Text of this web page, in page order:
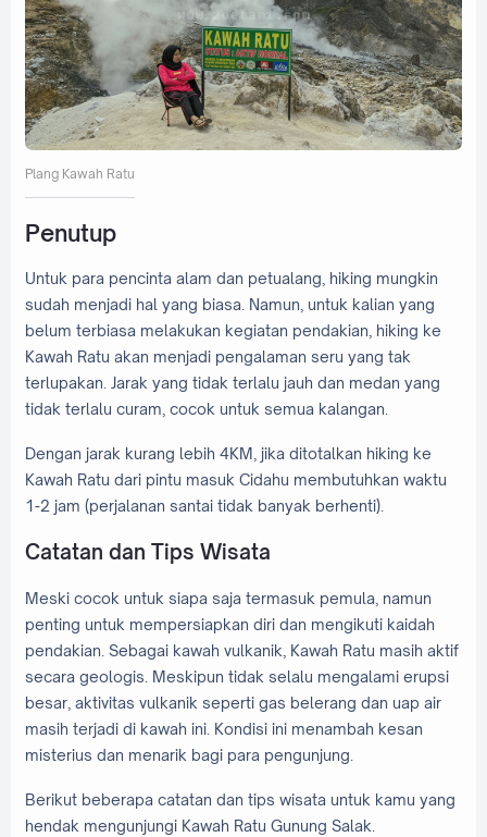
Plang Kawah Ratu
Penutup
Untuk para pencinta alam dan petualang, hiking mungkin
sudah menjadi hal yang biasa. Namun, untuk kalian yang
belum terbiasa melakukan kegiatan pendakian, hiking ke
Kawah Ratu akan menjadi pengalaman seru yang tak
terlupakan. Jarak yang tidak terlalu jauh dan medan yang
tidak terlalu curam, cocok untuk semua kalangan.
Dengan jarak kurang lebih 4KM, jika ditotalkan hiking ke
Kawah Ratu dari pintu masuk Cidahu membutuhkan waktu
1-2 jam (perjalanan santai tidak banyak berhenti).
Catatan dan Tips Wisata
Meski cocok untuk siapa saja termasuk pemula, namun
penting untuk mempersiapkan diri dan mengikuti kaidah
pendakian. Sebagai kawah vulkanik, Kawah Ratu masih aktif
secara geologis. Meskipun tidak selalu mengalami erupsi
besar, aktivitas vulkanik seperti gas belerang dan uap air
masih terjadi di kawah ini. Kondisi ini menambah kesan
misterius dan menarik bagi para pengunjung.
Berikut beberapa catatan dan tips wisata untuk kamu yang
hendak mengunjungi Kawah Ratu Gunung Salak.